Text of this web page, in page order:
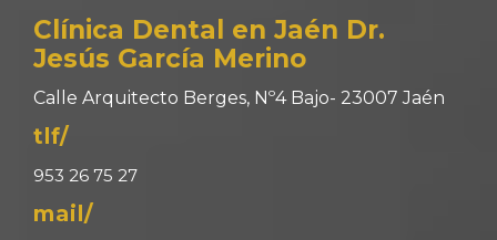
Clínica Dental en Jaén Dr.
Jesús García Merino
Calle Arquitecto Berges, Nº4 Bajo- 23007 Jaén
tlf/
953 26 75 27
mail/